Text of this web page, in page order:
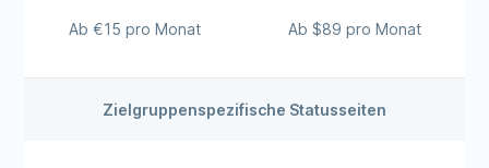
Ab €15 pro Monat Ab $89 pro Monat
Zielgruppenspezifische Statusseiten